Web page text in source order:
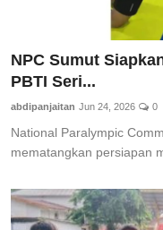
NPC Sumut
PBTI Seri...
abdipanjaitan Jun 24, 2026 0
National Paralympic
mematangkan persiapan